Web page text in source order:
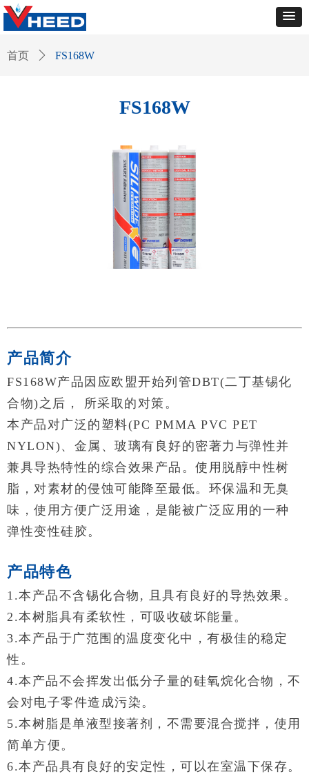
首页 ꄲ FS168W
FS168W
产品简介
FS168W产品因应欧盟开始列管DBT(二丁基锡化
合物)之后， 所采取的对策。
本产品对广泛的塑料(PC PMMA PVC PET
NYLON)、金属、玻璃有良好的密著力与弹性并
兼具导热特性的综合效果产品。使用脱醇中性树
脂，对素材的侵蚀可能降至最低。环保温和无臭
味，使用方便广泛用途，是能被广泛应用的一种
弹性变性硅胶。
产品特色
1.本产品不含锡化合物, 且具有良好的导热效果。
2.本树脂具有柔软性，可吸收破坏能量。
3.本产品于广范围的温度变化中，有极佳的稳定
性。
4.本产品不会挥发出低分子量的硅氧烷化合物，不
会对电子零件造成污染。
5.本树脂是单液型接著剂，不需要混合搅拌，使用
简单方便。
6.本产品具有良好的安定性，可以在室温下保存。